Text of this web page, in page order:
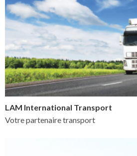
LAM International Transport
Votre partenaire transport